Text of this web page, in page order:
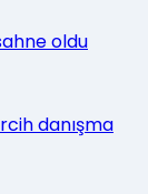
oldu
danışma